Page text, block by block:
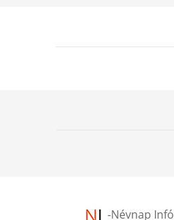
-Névnap Infó